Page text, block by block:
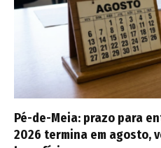
Pé-de-Meia: prazo para
2026 termina em agosto,